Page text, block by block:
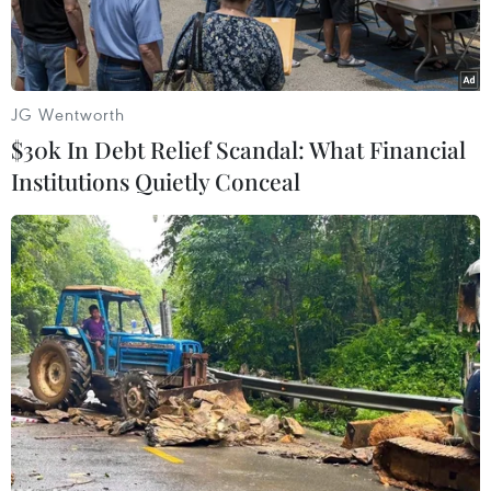
Thessaly.
Hàng chục máy kéo có cảnh sát giao thông hộ tốngdi chuyển
đến Athens để tham gia cuộc biểu tình. (Ảnh: Reuters)
Ngày 20/2, hàng trăm nông dân Hy Lạp đã đổ về
thủ đô Athens để kêu gọi hỗ trợ tài chính sau
JG Wentworth
$30k In Debt Relief Scandal: What Financial
Institutions Quietly Conceal